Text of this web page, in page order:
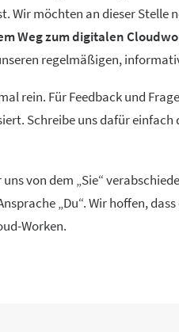
Wir möchten an dieser
Weg zum digitalen
regelmäßigen,
rein. Für Feedback und
Schreibe uns dafür
von dem „Sie“
„Du“. Wir hoffen,
Worken.